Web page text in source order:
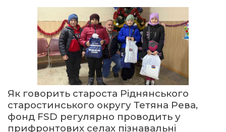
Як говорить староста Ріднянського
старостинського округу Тетяна Рева,
фонд FSD регулярно проводить у
прифронтових селах пізнавальні